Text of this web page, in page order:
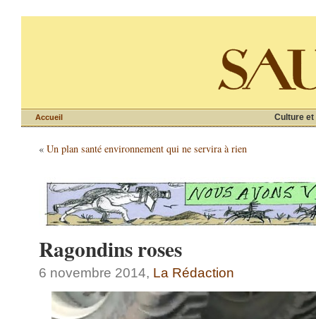
Culture et
Accueil
« Un plan santé environnement qui ne servira à rien
Ragondins roses
6 novembre 2014, La Rédaction